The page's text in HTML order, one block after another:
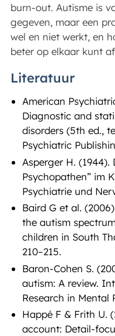
burn-out. Autisme is
gegeven, maar een
wel en niet werkt, en
beter op elkaar kunt
Literatuur
American
Diagnostic and
disorders (5th ed.,
Psychiatric
Asperger H. (1944).
Psychopathen” im
Psychiatrie und
Baird G et al.
the autism
children in South
210–215.
Baron-Cohen S.
autism: A review.
Research in Mental
Happé F & Frith U.
account: Detail-